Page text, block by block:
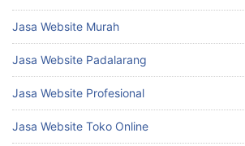
Jasa Website Murah
Jasa Website Padalarang
Jasa Website Profesional
Jasa Website Toko Online